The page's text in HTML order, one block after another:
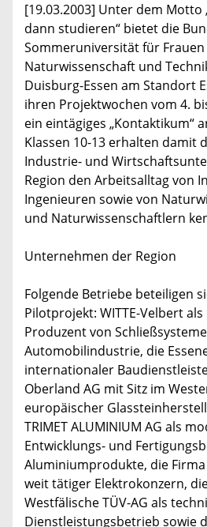
[19.03.2003] Unter dem Motto
dann studieren“ bietet die
Sommeruniversität für Frauen
Naturwissenschaft und
Duisburg-Essen am Standort
ihren Projektwochen vom 4.
ein eintägiges „Kontaktikum“
Klassen 10-13 erhalten damit
Industrie- und
Region den Arbeitsalltag von
Ingenieuren sowie von
und Naturwissenschaftlern
Unternehmen der Region
Folgende Betriebe beteiligen
Pilotprojekt: WITTE-Velbert
Produzent von
Automobilindustrie, die
internationaler
Oberland AG mit Sitz im
europäischer
TRIMET ALUMINIUM AG als
Entwicklungs- und
Aluminiumprodukte, die
weit tätiger Elektrokonzern,
Westfälische TÜV-AG als
Dienstleistungsbetrieb sowie